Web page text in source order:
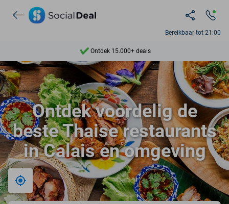
Bereikbaar tot 21:00
Ontdek 15.000+ deals
7 dagen per week beschikbaar
10+ miljoen leden
9,4
Ontdek 15.000+ deals
Ontdek voordelig de
beste Thaise restaurants
in Calais en omgeving
Bij mij in de buurt